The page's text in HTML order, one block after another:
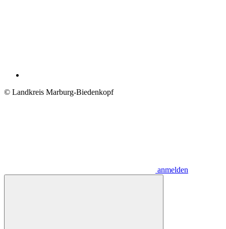
© Landkreis Marburg-Biedenkopf
anmelden